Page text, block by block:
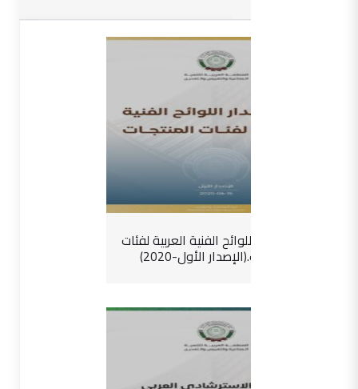
دليل إصدار اللوائح الفنية العربية لفئات
المنتجات.(الإصدار الأول-2020)